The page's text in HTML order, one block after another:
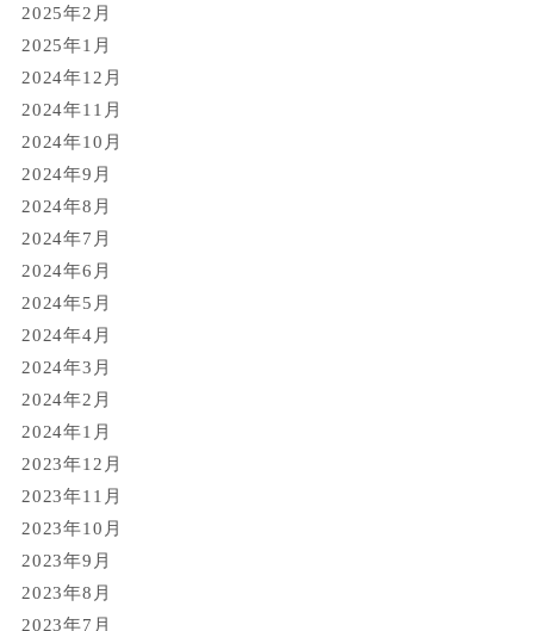
2025年2月
2025年1月
2024年12月
2024年11月
2024年10月
2024年9月
2024年8月
2024年7月
2024年6月
2024年5月
2024年4月
2024年3月
2024年2月
2024年1月
2023年12月
2023年11月
2023年10月
2023年9月
2023年8月
2023年7月